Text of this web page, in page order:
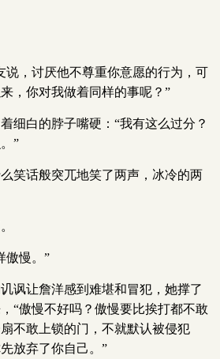
说，讨厌他不尊重你意愿的行为，可
，你对我做着同样的事呢？”
细白的脖子嘴硬：“我有这么过分？
”
笑话般突兀地笑了两声，冰冷的两
傲慢。”
讽让詹洋感到难堪和冒犯，她撑了
“傲慢不好吗？傲慢要比挨打都不敢
不敢上锁的门，不就默认被侵犯
放弃了你自己。”